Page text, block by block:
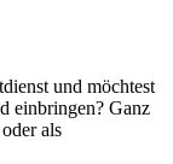
und möchtest
einbringen? Ganz
als